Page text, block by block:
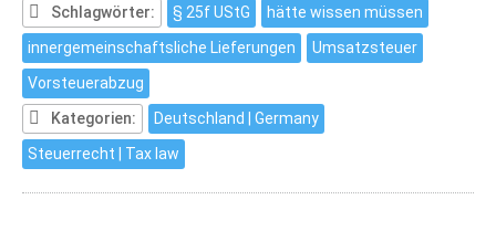
UStG:
Neue
Vorschrift
zum
Umsatzsteuerstrafrecht
Schlagwörter: § 25f UStG
hätte wissen müssen
innergemeinschaftsliche Lieferungen
Umsatzsteuer
Vorsteuerabzug
Kategorien:
Deutschland | Germany
Steuerrecht | Tax law